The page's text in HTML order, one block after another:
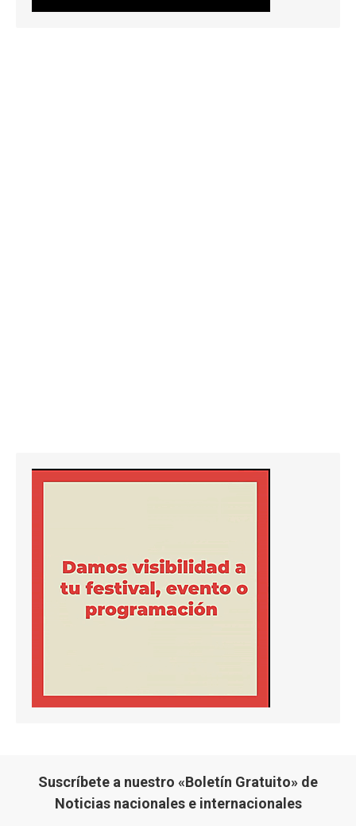
Suscríbete a nuestro «Boletín Gratuito» de
Noticias nacionales e internacionales